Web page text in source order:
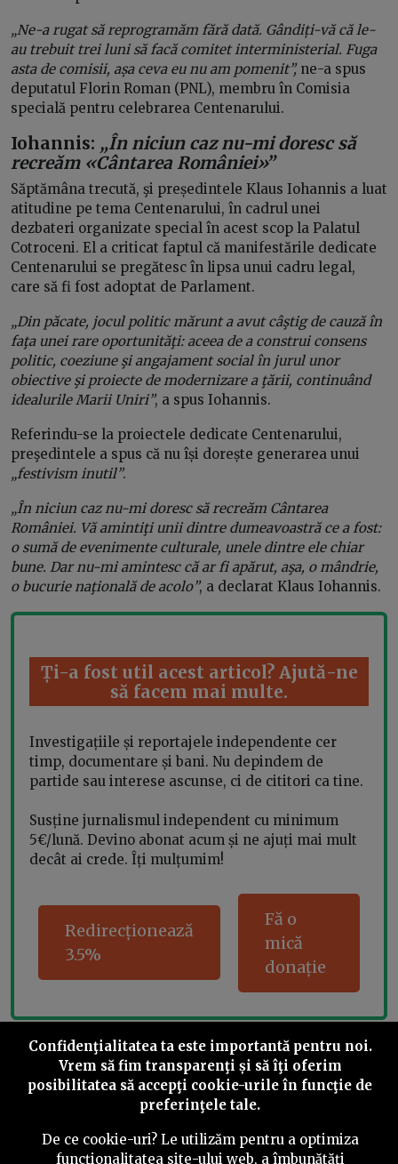
„Ne-a rugat să reprogramăm fără dată. Gândiți-vă că le-
au trebuit trei luni să facă comitet interministerial. Fuga
asta de comisii, așa ceva eu nu am pomenit”, ne-a spus
deputatul Florin Roman (PNL), membru în Comisia
specială pentru celebrarea Centenarului.
Iohannis: „În niciun caz nu-mi doresc să
recreăm «Cântarea României»”
Săptămâna trecută, şi președintele Klaus Iohannis a luat
atitudine pe tema Centenarului, în cadrul unei
dezbateri organizate special în acest scop la Palatul
Cotroceni. El a criticat faptul că manifestările dedicate
Centenarului se pregătesc în lipsa unui cadru legal,
care să fi fost adoptat de Parlament.
„Din păcate, jocul politic mărunt a avut câştig de cauză în
faţa unei rare oportunităţi: aceea de a construi consens
politic, coeziune şi angajament social în jurul unor
obiective şi proiecte de modernizare a ţării, continuând
idealurile Marii Uniri”, a spus Iohannis.
Referindu-se la proiectele dedicate Centenarului,
preşedintele a spus că nu își dorește generarea unui
„festivism inutil”.
„În niciun caz nu-mi doresc să recreăm Cântarea
României. Vă amintiţi unii dintre dumeavoastră ce a fost:
o sumă de evenimente culturale, unele dintre ele chiar
bune. Dar nu-mi amintesc că ar fi apărut, aşa, o mândrie,
o bucurie naţională de acolo”, a declarat Klaus Iohannis.
Ți-a fost util acest articol? Ajută-ne
să facem mai multe.
Investigațiile și reportajele independente cer
timp, documentare și bani. Nu depindem de
partide sau interese ascunse, ci de cititori ca tine.
Susține jurnalismul independent cu minimum
5€/lună. Devino abonat acum și ne ajuți mai mult
decât ai crede. Îți mulțumim!
Redirecționează
3.5%
Fă o
mică
donație
Share this
Confidenţialitatea ta este importantă pentru noi.
Vrem să fim transparenţi și să îţi oferim
posibilitatea să accepţi cookie-urile în funcţie de
preferinţele tale.
De ce cookie-uri? Le utilizăm pentru a optimiza
funcţionalitatea site-ului web, a îmbunătăţi